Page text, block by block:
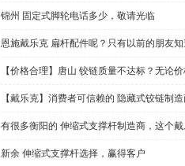
锦州 固定式脚轮电话多少，敬请光临
恩施戴乐克 扁杆配件呢？只有以前的朋友
【价格合理】唐山 铰链质量不达标？无论
【戴乐克】消费者可信赖的 隐藏式铰链制
有很多衡阳的 伸缩式支撑杆制造商，这个
新余 伸缩式支撑杆选择，赢得客户